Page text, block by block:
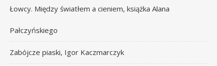
Łowcy. Między światłem a cieniem, książka Alana
Pałczyńskiego
Zabójcze piaski, Igor Kaczmarczyk